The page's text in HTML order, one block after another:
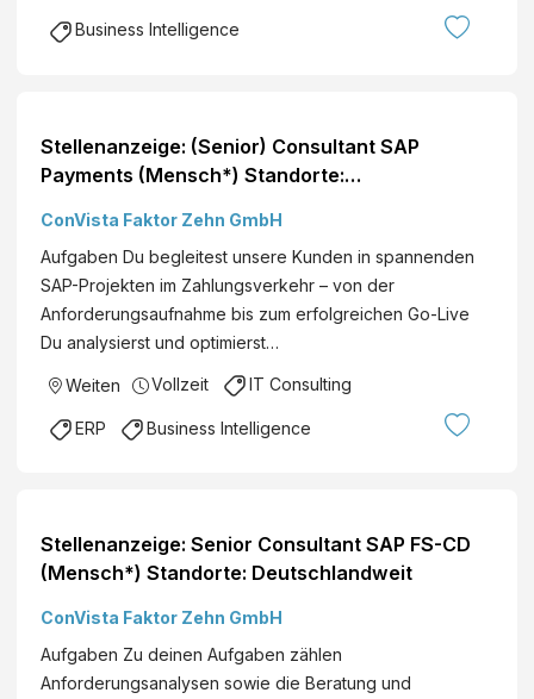
e
t
(
m
w
/
d
)
m
b
&
C
o
K
G
Business Intelligence
Stellenanzeige: (Senior) Consultant SAP
Payments (Mensch*) Standorte:
ConVista Faktor Zehn GmbH
Aufgaben Du begleitest unsere Kunden in spannenden
SAP-Projekten im Zahlungsverkehr – von der
Anforderungsaufnahme bis zum erfolgreichen Go-Live
Du analysierst und optimierst…
Weiten Vollzeit IT Consulting
ERP Business Intelligence
Stellenanzeige: Senior Consultant SAP FS-CD
(Mensch*) Standorte: Deutschlandweit
ConVista Faktor Zehn GmbH
Aufgaben Zu deinen Aufgaben zählen
Anforderungsanalysen sowie die Beratung und